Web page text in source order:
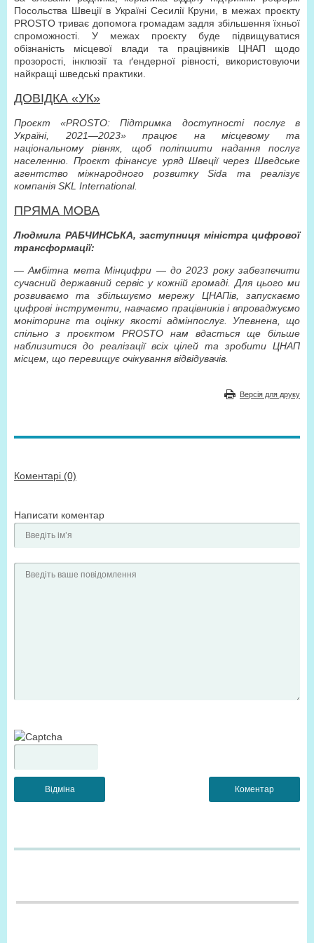
Посольства Швеції в Україні Сесилії Круни, в межах проєкту
PROSTO триває допомога громадам задля збільшення їхньої
спроможності. У межах проєкту буде підвищуватися
обізнаність місцевої влади та працівників ЦНАП щодо
прозорості, інклюзії та ґендерної рівності, використовуючи
найкращі шведські практики.
ДОВІДКА «УК»
Проєкт «PROSTO: Підтримка доступності послуг в
Україні, 2021—2023» працює на місцевому та
національному рівнях, щоб поліпшити надання послуг
населенню. Проєкт фінансує уряд Швеції через Шведське
агентство міжнародного розвитку Sida та реалізує
компанія SKL International.
ПРЯМА МОВА
Людмила РАБЧИНСЬКА, заступниця міністра цифрової
трансформації:
— Амбітна мета Мінцифри — до 2023 року забезпечити
сучасний державний сервіс у кожній громаді. Для цього ми
розвиваємо та збільшуємо мережу ЦНАПів, запускаємо
цифрові інструменти, навчаємо працівників і впроваджуємо
моніторинг та оцінку якості адмінпослуг. Упевнена, що
спільно з проєктом PROSTO нам вдасться ще більше
наблизитися до реалізації всіх цілей та зробити ЦНАП
місцем, що перевищує очікування відвідувачів.
Версія для друку
Коментарі (0)
Написати коментар